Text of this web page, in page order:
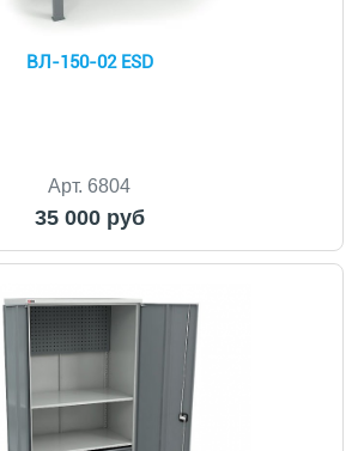
ВЛ-150-02 ESD
Арт. 6804
35 000 руб